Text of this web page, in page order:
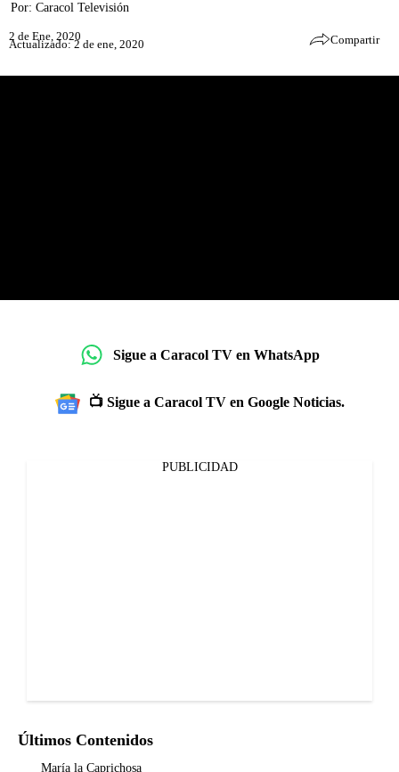
Por: Caracol Televisión
2 de Ene, 2020
Actualizado: 2 de ene, 2020 Compartir
Sigue a Caracol TV en WhatsApp
📺 Sigue a Caracol TV en Google Noticias.
PUBLICIDAD
Últimos Contenidos
María la Caprichosa